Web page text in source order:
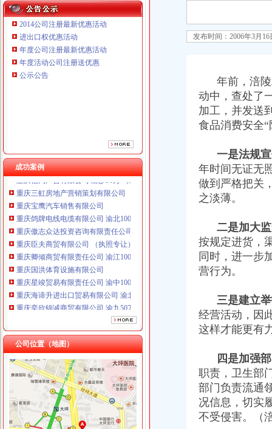
本站导航
2014公司注册最新优惠活动
进出口权优惠活动
年度公司注册最新优惠活动
年度活动公司注册送优惠
公示公告
成功案例
重庆鸽牌电线电缆有限公司 渝北10010万 (进出口权)
重庆傲志众达投资咨询有限责任公司 渝九1000万 （增资）
重庆海谛升进出口贸易有限公司 渝北100万 （进出口权）
重庆奕欣锦诚商贸有限公司 渝九50万 （工商注册）
重庆信同广告有限公司 渝沙50万 （工商注册）
重庆三虹房地产营销策划有限公司
重庆宝鹰汽车销售有限公司
重庆鸽牌电线电缆有限公司 渝北10010万 (进出口权)
重庆傲志众达投资咨询有限责任公司 渝九1000万 （增资）
重庆臣夫商贸有限公司 （执照专让）
重庆卿倾商贸有限责任公司 渝江100万 （工商注册）
重庆国洪体育设施有限公司
重庆星竣贸易有限责任公司 渝中100万 （进出口权）
重庆海谛升进出口贸易有限公司 渝北100万 （进出口权）
重庆奕欣锦诚商贸有限公司 渝九50万 （工商注册）
重庆信同广告有限公司 渝沙50万 （工商注册）
重庆三虹房地产营销策划有限公司
重庆宝鹰汽车销售有限公司
公司位置（地图）
工商动态
江津局代办一般纳税人四个坚持狠抓机关作风建设
发布时间：2006年3月
年前，涪陵
动中，查处了
加工，并发送
食品消费安全
一是法规
年时间无证无
做到严格把关
之淡薄。
二是加大
按规定进货，
同时，进一步
营行为。
三是建立
经营活动，因
这样才能更有
四是加强
职责，卫生部
部门负责流通
况信息，切实
不受侵害。（